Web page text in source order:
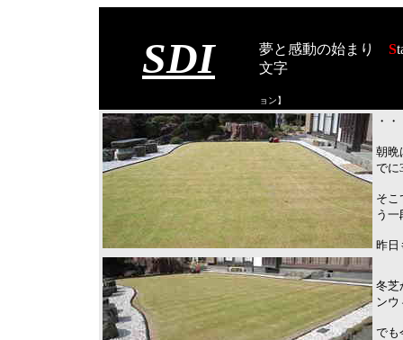
SDI 夢と感動の始まり S
文字
ョン】
・
朝晩
でに
そこ
う
昨日
冬芝
ンウ
でも